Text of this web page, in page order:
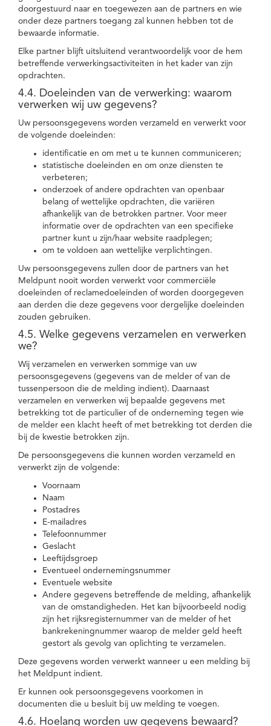
doorgestuurd naar en toegewezen aan de partners en wie
onder deze partners toegang zal kunnen hebben tot de
bewaarde informatie.
Elke partner blijft uitsluitend verantwoordelijk voor de hem
betreffende verwerkingsactiviteiten in het kader van zijn
opdrachten.
4.4. Doeleinden van de verwerking: waarom
verwerken wij uw gegevens?
Uw persoonsgegevens worden verzameld en verwerkt voor
de volgende doeleinden:
identificatie en om met u te kunnen communiceren;
statistische doeleinden en om onze diensten te
verbeteren;
onderzoek of andere opdrachten van openbaar
belang of wettelijke opdrachten, die variëren
afhankelijk van de betrokken partner. Voor meer
informatie over de opdrachten van een specifieke
partner kunt u zijn/haar website raadplegen;
om te voldoen aan wettelijke verplichtingen.
Uw persoonsgegevens zullen door de partners van het
Meldpunt nooit worden verwerkt voor commerciële
doeleinden of reclamedoeleinden of worden doorgegeven
aan derden die deze gegevens voor dergelijke doeleinden
zouden gebruiken.
4.5. Welke gegevens verzamelen en verwerken
we?
Wij verzamelen en verwerken sommige van uw
persoonsgegevens (gegevens van de melder of van de
tussenpersoon die de melding indient). Daarnaast
verzamelen en verwerken wij bepaalde gegevens met
betrekking tot de particulier of de onderneming tegen wie
de melder een klacht heeft of met betrekking tot derden die
bij de kwestie betrokken zijn.
De persoonsgegevens die kunnen worden verzameld en
verwerkt zijn de volgende:
Voornaam
Naam
Postadres
E-mailadres
Telefoonnummer
Geslacht
Leeftijdsgroep
Eventueel ondernemingsnummer
Eventuele website
Andere gegevens betreffende de melding, afhankelijk
van de omstandigheden. Het kan bijvoorbeeld nodig
zijn het rijksregisternummer van de melder of het
bankrekeningnummer waarop de melder geld heeft
gestort als gevolg van oplichting te verzamelen.
Deze gegevens worden verwerkt wanneer u een melding bij
het Meldpunt indient.
Er kunnen ook persoonsgegevens voorkomen in
documenten die u besluit bij uw melding te voegen.
4.6. Hoelang worden uw gegevens bewaard?